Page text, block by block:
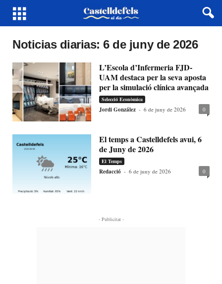
Noticias diarias: 6 de juny de 2026
L’Escola d’Infermeria FJD-
UAM destaca per la seva aposta
per la simulació clínica avançada
Selecció Econòmica
Jordi González - 6 de juny de 2026 0
El temps a Castelldefels avui, 6
de Juny de 2026
El Temps
Redacció - 6 de juny de 2026 0
- Publicitat -